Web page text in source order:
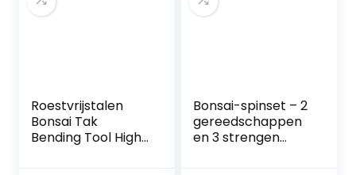
Roestvrijstalen
Bonsai Tak
Bending Tool High
Bonsai-spinset – 2
gereedschappen
en 3 strengen